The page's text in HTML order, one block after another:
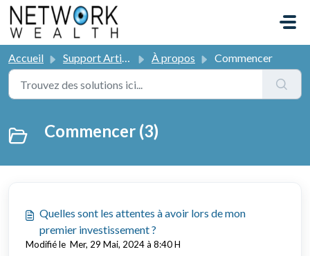
Passer au contenu principal
Accueil Support Articles À propos Commencer
Commencer (3)
Quelles sont les attentes à avoir lors de mon
premier investissement ?
Modifié le Mer, 29 Mai, 2024 à 8:40 H